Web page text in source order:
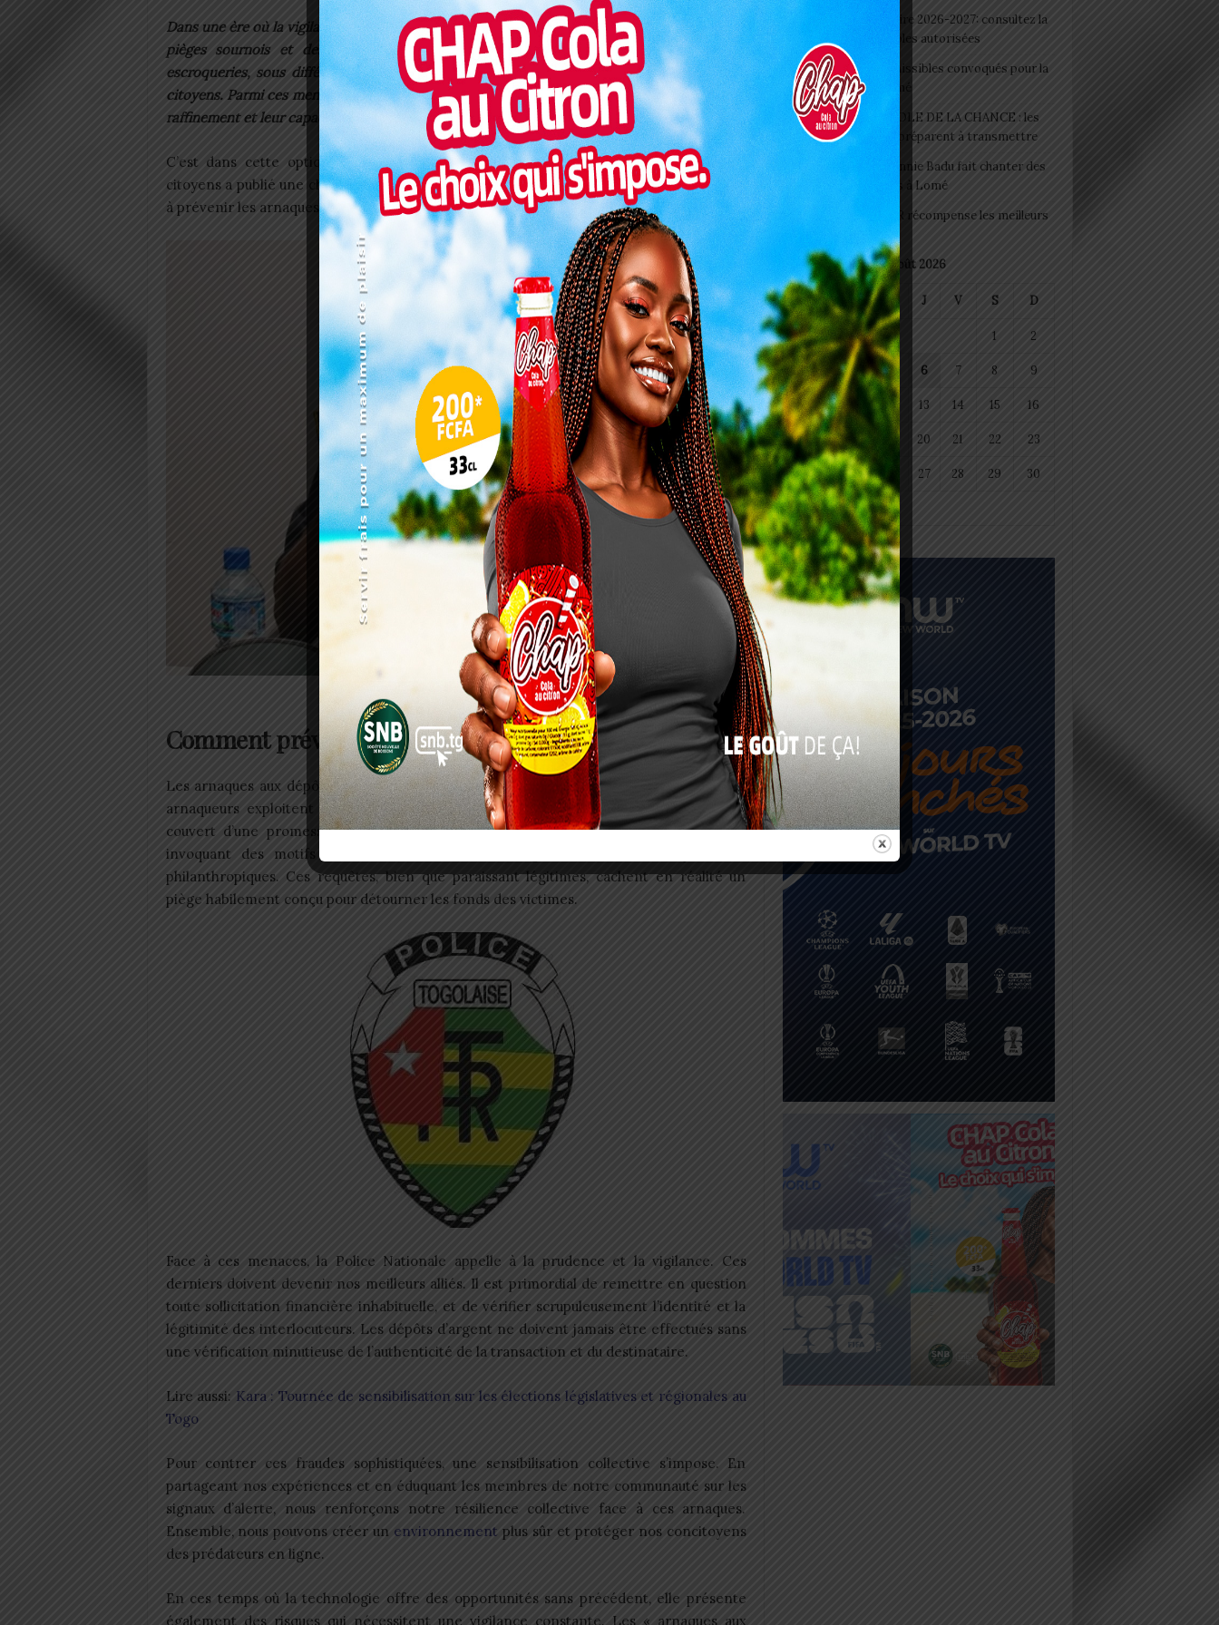
Dans une ère où la vigilance devient la clé de la sécurité, il est essentiel d’être conscient des
pièges sournois et des arnaques qui animent notre quotidien. La prolifération des
escroqueries, sous différentes formes, exige une attention accrue de la part de tous les
citoyens. Parmi ces menaces, les « arnaques aux dépôts de dossier » se distinguent par leur
raffinement et leur capacité à tromper même les plus méfiants.
C’est dans cette optique que la Police Nationale, dans sa mission de protéger les
citoyens a publié une chronique. L’objectif de ladite chronique est d’amener les citoyens
à prévenir les arnaques dans le pays.
@ Colonel Yaovi Okpaoul, Directeur Général de la Police Nationale Togolaise
Comment prévenir les arnaques?
Les arnaques aux dépôts de dossier sont devenus monnaie courante dans le pays. Ces
arnaqueurs exploitent l’ingéniosité des escrocs pour séduire leurs victimes. Sous le
couvert d’une promesse de profit rapide, ils sollicitent souvent des dépôts initiaux,
invoquant des motifs variés : frais administratifs, garanties, ou même prétextes
philanthropiques. Ces requêtes, bien que paraissant légitimes, cachent en réalité un
piège habilement conçu pour détourner les fonds des victimes.
Face à ces menaces, la Police Nationale appelle à la prudence et la vigilance. Ces
derniers doivent devenir nos meilleurs alliés. Il est primordial de remettre en question
toute sollicitation financière inhabituelle, et de vérifier scrupuleusement l’identité et la
légitimité des interlocuteurs. Les dépôts d’argent ne doivent jamais être effectués sans
une vérification minutieuse de l’authenticité de la transaction et du destinataire.
Lire aussi: Kara : Tournée de sensibilisation sur les élections législatives et régionales au
Togo
Pour contrer ces fraudes sophistiquées, une sensibilisation collective s’impose. En
partageant nos expériences et en éduquant les membres de notre communauté sur les
signaux d’alerte, nous renforçons notre résilience collective face à ces arnaques.
Ensemble, nous pouvons créer un environnement plus sûr et protéger nos concitoyens
des prédateurs en ligne.
En ces temps où la technologie offre des opportunités sans précédent, elle présente
également des risques qui nécessitent une vigilance constante. Les « arnaques aux
Togo/ Rentrée scolaire 2026-2027: consultez la
liste officielle des écoles autorisées
ESSAL 2026 : les admissibles convoqués pour la
visite médicale à Lomé
SWEDD+ Togo / ECOLE DE LA CHANCE : les
maitres-artisans se préparent à transmettre
Glory Night 2026: Sonnie Badu fait chanter des
milliers de personnes à Lomé
Vogan : AGRI-ESPOIR récompense les meilleurs
août 2026
L M M J V S D
1 2
3 4 5 6 7 8 9
10 11 12 13 14 15 16
17 18 20 21 22 23
24 25 26 27 28 29 30
31
« Juil